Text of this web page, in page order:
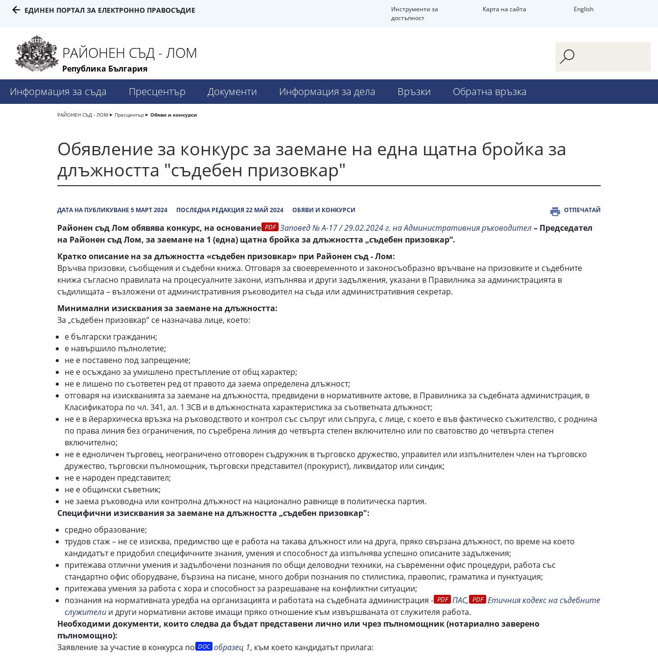
ЕДИНЕН ПОРТАЛ ЗА ЕЛЕКТРОННО ПРАВОСЪДИЕ
Инструменти за
достъпност
Карта на сайта English
РАЙОНЕН СЪД - ЛОМ
Република България
Информация за съда Пресцентър Документи Информация за дела Връзки Обратна връзка
РАЙОНЕН СЪД - ЛОМ Пресцентър Обяви и конкурси
Обявление за конкурс за заемане на една щатна бройка за
длъжността "съдебен призовкар"
ДАТА НА ПУБЛИКУВАНЕ 5 МАРТ 2024 ПОСЛЕДНА РЕДАКЦИЯ 22 МАЙ 2024 ОБЯВИ И КОНКУРСИ ОТПЕЧАТАЙ
Районен съд Лом обявява конкурс, на основание Заповед № А-17 / 29.02.2024 г. на Административния ръководител – Председател
на Районен съд Лом, за заемане на 1 (една) щатна бройка за длъжността „съдебен призовкар“.
Кратко описание на за длъжността «съдебен призовкар» при Районен съд - Лом:
Връчва призовки, съобщения и съдебни книжа. Отговаря за своевременното и законосъобразно връчване на призовките и съдебните
книжа съгласно правилата на процесуалните закони, изпълнява и други задължения, указани в Правилника за администрацията в
съдилищата – възложени от административния ръководител на съда или административния секретар.
Минимални изисквания за заемане на длъжността:
За „съдебен призовкар” се назначава лице, което:
е български гражданин;
е навършило пълнолетие;
не е поставено под запрещение;
не е осъждано за умишлено престъпление от общ характер;
не е лишено по съответен ред от правото да заема определена длъжност;
отговаря на изискванията за заемане на длъжността, предвидени в нормативните актове, в Правилника за съдебната администрация, в
Класификатора по чл. 341, ал. 1 ЗСВ и в длъжностната характеристика за съответната длъжност;
не е в йерархическа връзка на ръководството и контрол със съпруг или съпруга, с лице, с което е във фактическо съжителство, с роднина
по права линия без ограничения, по съребрена линия до четвърта степен включително или по сватовство до четвърта степен
включително;
не е едноличен търговец, неограничено отговорен съдружник в търговско дружество, управител или изпълнителен член на търговско
дружество, търговски пълномощник, търговски представител (прокурист), ликвидатор или синдик;
не е народен представител;
не е общински съветник;
не заема ръководна или контролна длъжност на национално равнище в политическа партия.
Специфични изисквания за заемане на длъжността „съдебен призовкар":
средно образование;
трудов стаж – не се изисква, предимство ще е работа на такава длъжност или на друга, пряко свързана длъжност, по време на което
кандидатът е придобил специфичните знания, умения и способност да изпълнява успешно описаните задължения;
притежава отлични умения и задълбочени познания по общи деловодни техники, на съвременни офис процедури, работа със
стандартно офис оборудване, бързина на писане, много добри познания по стилистика, правопис, граматика и пунктуация;
притежава умения за работа с хора и способност за разрешаване на конфликтни ситуации;
познания на нормативната уредба на организацията и работата на съдебната администрация -
ПАС,
Етичния кодекс на съдебните
служители и други нормативни актове имащи пряко отношение към извършваната от служителя работа.
Необходими документи, които следва да бъдат представени лично или чрез пълномощник (нотариално заверено
пълномощно):
Заявление за участие в конкурса по
образец 1, към което кандидатът прилага: